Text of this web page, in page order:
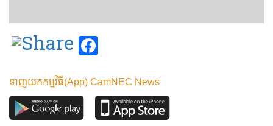
ទាញយកកម្មវិធី(App) CamNEC News